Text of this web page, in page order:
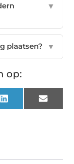
▼
plaatsen? ▼
op:
LinkedIn Email